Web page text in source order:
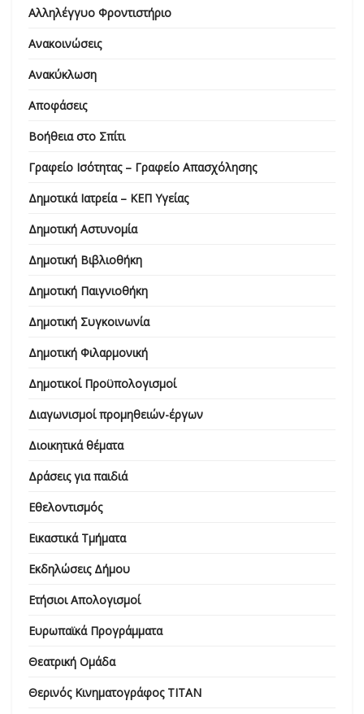
Αλληλέγγυο Φροντιστήριο
Ανακοινώσεις
Ανακύκλωση
Αποφάσεις
Βοήθεια στο Σπίτι
Γραφείο Ισότητας – Γραφείο Απασχόλησης
Δημοτικά Ιατρεία – ΚΕΠ Υγείας
Δημοτική Αστυνομία
Δημοτική Βιβλιοθήκη
Δημοτική Παιγνιοθήκη
Δημοτική Συγκοινωνία
Δημοτική Φιλαρμονική
Δημοτικοί Προϋπολογισμοί
Διαγωνισμοί προμηθειών-έργων
Διοικητικά θέματα
Δράσεις για παιδιά
Εθελοντισμός
Εικαστικά Τμήματα
Εκδηλώσεις Δήμου
Ετήσιοι Απολογισμοί
Ευρωπαϊκά Προγράμματα
Θεατρική Ομάδα
Θερινός Κινηματογράφος ΤΙΤΑΝ